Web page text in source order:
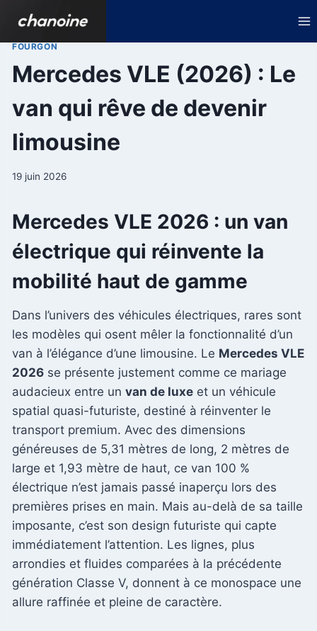
contenu
FOURGON
Mercedes VLE (2026) : Le
van qui rêve de devenir
limousine
19 juin 2026
Mercedes VLE 2026 : un van
électrique qui réinvente la
mobilité haut de gamme
Dans l’univers des véhicules électriques, rares sont
les modèles qui osent mêler la fonctionnalité d’un
van à l’élégance d’une limousine. Le Mercedes VLE
2026 se présente justement comme ce mariage
audacieux entre un van de luxe et un véhicule
spatial quasi-futuriste, destiné à réinventer le
transport premium. Avec des dimensions
généreuses de 5,31 mètres de long, 2 mètres de
large et 1,93 mètre de haut, ce van 100 %
électrique n’est jamais passé inaperçu lors des
premières prises en main. Mais au-delà de sa taille
imposante, c’est son design futuriste qui capte
immédiatement l’attention. Les lignes, plus
arrondies et fluides comparées à la précédente
génération Classe V, donnent à ce monospace une
allure raffinée et pleine de caractère.